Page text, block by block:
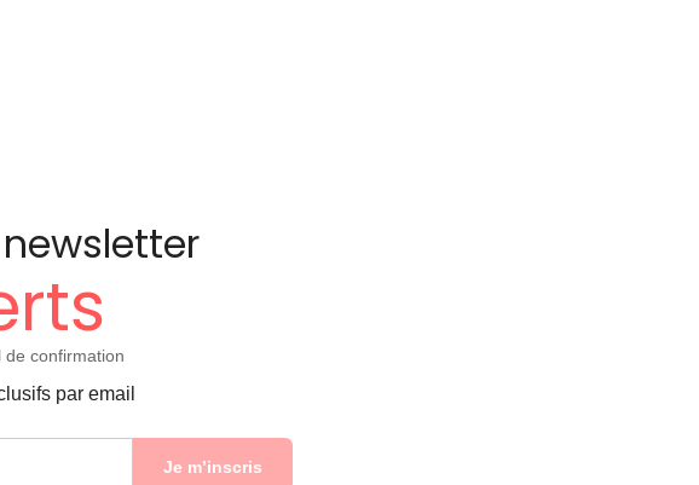
de confirmation
par email
Je m’inscris